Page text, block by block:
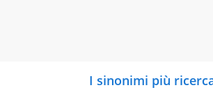
I sinonimi più